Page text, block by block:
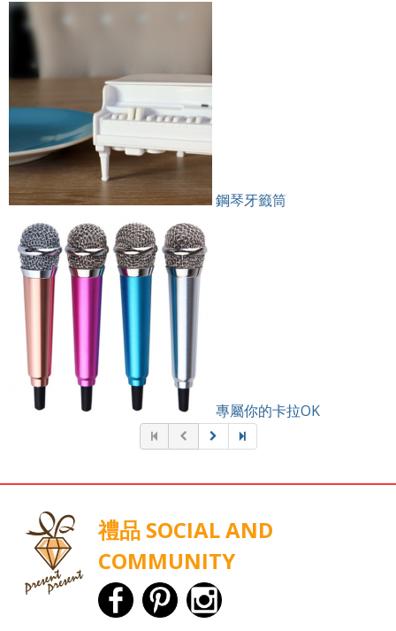
鋼琴牙籤筒
專屬你的卡拉OK
禮品 SOCIAL AND
COMMUNITY